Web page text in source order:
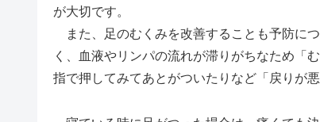
が大切です。
また、足のむくみを改善することも予防に
く、血液やリンパの流れが滞りがちなため「
指で押してみてあとがついたりなど「戻りが